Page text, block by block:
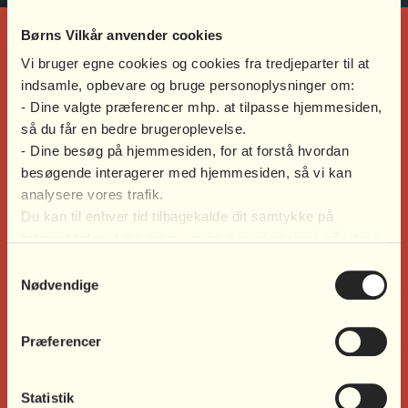
Børns Vilkår anvender cookies
Vi bruger egne cookies og cookies fra tredjeparter til at
indsamle, opbevare og bruge personoplysninger om:
- Dine valgte præferencer mhp. at tilpasse hjemmesiden,
så du får en bedre brugeroplevelse.
- Dine besøg på hjemmesiden, for at forstå hvordan
besøgende interagerer med hjemmesiden, så vi kan
analysere vores trafik.
Du kan til enhver tid tilbagekalde dit samtykke på
Nødvendige
Præferencer
Statistik